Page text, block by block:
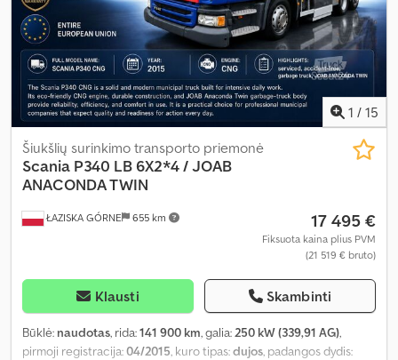
1 / 15
ŁAZISKA GÓRNE 655 km
Šiukšlių surinkimo transporto priemonė
Scania P340 LB 6X2*4 / JOAB
ANACONDA TWIN
17 495 €
Fiksuota kaina plius PVM
(21 519 € bruto)
Klausti Skambinti
Būklė: naudotas, rida:141 900 km, galia: 250 kW (339,91 AG),
pirmoji registracija:04/2015 , kuro tipas:dujos , padangos dydis: